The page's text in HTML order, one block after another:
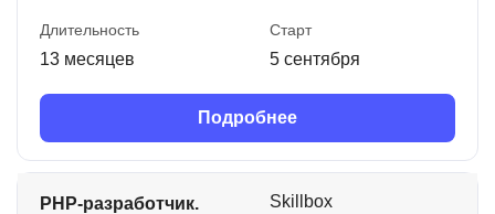
Длительность
13 месяцев
Старт
5 сентября
Подробнее
PHP-разработчик.
Skillbox